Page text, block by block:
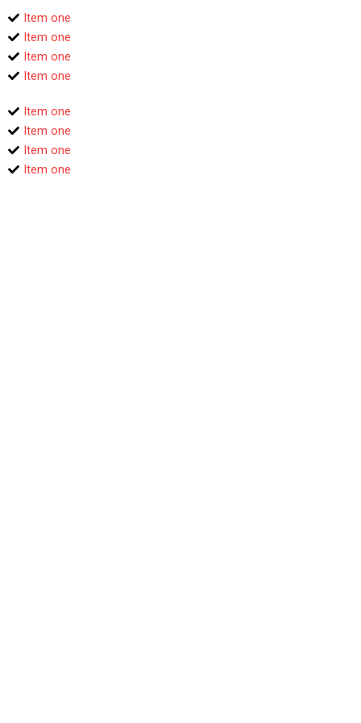
Item one
Item one
Item one
Item one
Item one
Item one
Item one
Item one